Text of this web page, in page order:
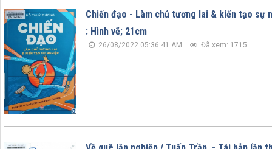
Chiến đạo - Làm chủ tương lai & kiến tạo sự
: Hình vẽ; 21cm
26/08/2022 05:36:41 AM Đã xem: 1715